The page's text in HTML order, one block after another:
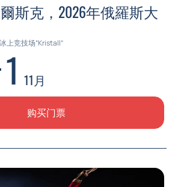
斯克，2026年俄羅斯大
冰上竞技场“Kristall”
1 11月
购买门票